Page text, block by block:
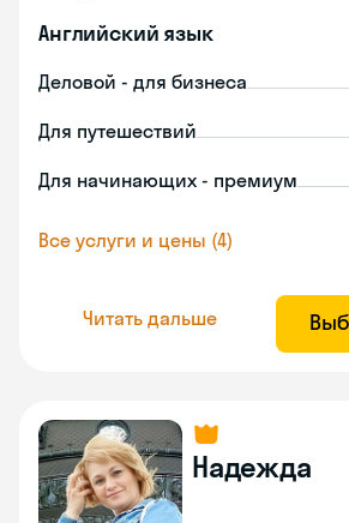
Английский язык
Деловой - для бизнеса
Для путешествий
Для начинающих - премиум
Все услуги и цены (4)
Читать дальше
Надежда